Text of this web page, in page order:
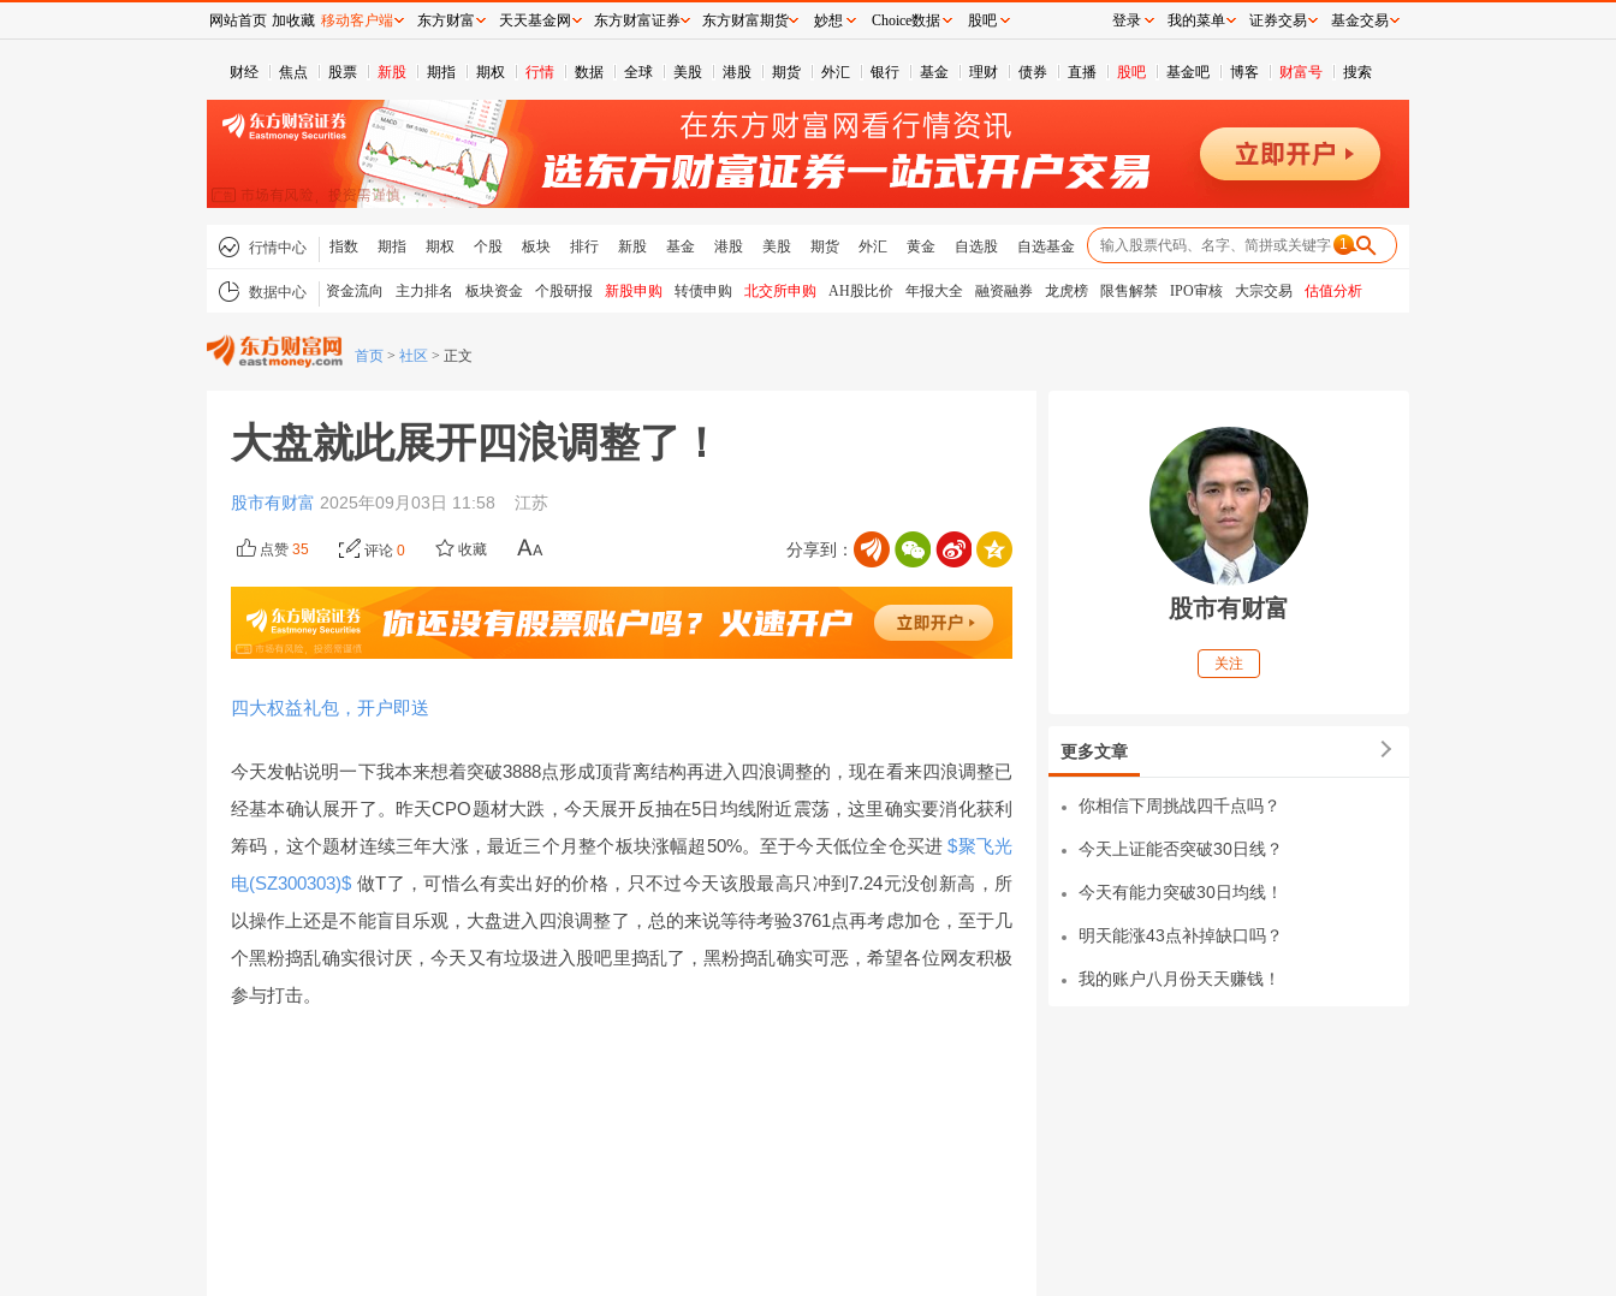
财经 焦点 股票 新股 期指 期权 行情 数据 全球 美股 港股 期货 外汇 银行 基金 理财 债券 直播 股吧 基金吧 博客 财富号 搜索
行情中心 指数 期指 期权 个股 板块 排行 新股 基金 港股 美股 期货 外汇 黄金 自选股 自选基金 1
数据中心 资金流向 主力排名 板块资金 个股研报 新股申购 转债申购 北交所申购 AH股比价 年报大全 融资融券 龙虎榜 限售解禁 IPO审核 大宗交易 估值分析
首页 > 社区 > 正文
大盘就此展开四浪调整了！
股市有财富 2025年09月03日 11:58 江苏
分享到：
点赞 35 评论 0 收藏
四大权益礼包，开户即送
今天发帖说明一下我本来想着突破3888点形成顶背离结构再进入四浪调整的，现在看来四浪调整已
经基本确认展开了。昨天CPO题材大跌，今天展开反抽在5日均线附近震荡，这里确实要消化获利
筹码，这个题材连续三年大涨，最近三个月整个板块涨幅超50%。至于今天低位全仓买进 $聚飞光
电(SZ300303)$ 做T了，可惜么有卖出好的价格，只不过今天该股最高只冲到7.24元没创新高，所
以操作上还是不能盲目乐观，大盘进入四浪调整了，总的来说等待考验3761点再考虑加仓，至于几
个黑粉捣乱确实很讨厌，今天又有垃圾进入股吧里捣乱了，黑粉捣乱确实可恶，希望各位网友积极
参与打击。
股市有财富
关注
更多文章
你相信下周挑战四千点吗？
今天上证能否突破30日线？
今天有能力突破30日均线！
明天能涨43点补掉缺口吗？
我的账户八月份天天赚钱！
网站首页 加收藏 移动客户端 东方财富 天天基金网 东方财富证券 东方财富期货 妙想 Choice数据 股吧 登录 我的菜单 证券交易 基金交易